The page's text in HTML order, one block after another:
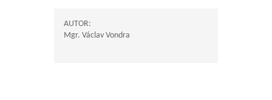
AUTOR:
Mgr. Václav Vondra